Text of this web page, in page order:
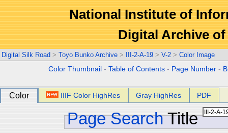
National Institute of
Digital Archive
Digital Silk Road > Toyo Bunko Archive > III-2-A-19 > V-2 > Color Image
Color Thumbnail -Table of Contents - Page Number -
Color IIIF Color HighRes Gray HighRes PDF
Page Search Title